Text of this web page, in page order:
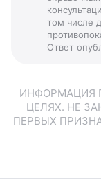
том числе
Ответ
ИНФОРМАЦИЯ
ЦЕЛЯХ. НЕ
ПЕРВЫХ